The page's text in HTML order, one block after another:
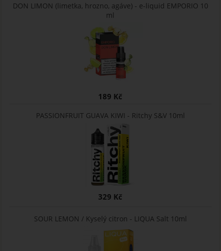
DON LIMON (limetka, hrozno, agáve) - e-liquid EMPORIO 10
ml
189 Kč
PASSIONFRUIT GUAVA KIWI - Ritchy S&V 10ml
329 Kč
SOUR LEMON / Kyselý citron - LIQUA Salt 10ml